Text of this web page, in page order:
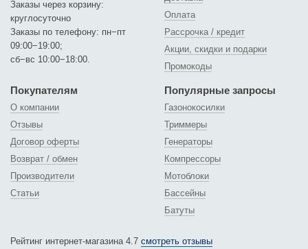
Заказы через корзину:
круглосуточно
Заказы по телефону: пн−пт
09:00−19:00;
сб−вс 10:00−18:00.
Оплата
Рассрочка / кредит
Акции, скидки и подарки
Промокоды
Покупателям
О компании
Отзывы
Договор оферты
Возврат / обмен
Производители
Статьи
Популярные запросы
Газонокосилки
Триммеры
Генераторы
Компрессоры
Мотоблоки
Бассейны
Батуты
Рейтинг интернет-магазина 4.7 смотреть отзывы